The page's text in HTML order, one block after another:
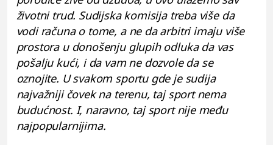
životni trud. Sudijska komisija treba više da
vodi računa o tome, a ne da arbitri imaju više
prostora u donošenju glupih odluka da vas
pošalju kući, i da vam ne dozvole da se
oznojite. U svakom sportu gde je sudija
najvažniji čovek na terenu, taj sport nema
budućnost. I, naravno, taj sport nije među
najpopularnijima.